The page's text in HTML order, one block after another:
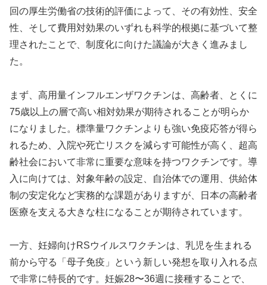
回の厚生労働省の技術的評価によって、その有効性、安全
性、そして費用対効果のいずれも科学的根拠に基づいて整
理されたことで、制度化に向けた議論が大きく進みまし
た。
まず、高用量インフルエンザワクチンは、高齢者、とくに
75歳以上の層で高い相対効果が期待されることが明らか
になりました。標準量ワクチンよりも強い免疫応答が得ら
れるため、入院や死亡リスクを減らす可能性が高く、超高
齢社会において非常に重要な意味を持つワクチンです。導
入に向けては、対象年齢の設定、自治体での運用、供給体
制の安定化など実務的な課題がありますが、日本の高齢者
医療を支える大きな柱になることが期待されています。
一方、妊婦向けRSウイルスワクチンは、乳児を生まれる
前から守る「母子免疫」という新しい発想を取り入れる点
で非常に特長的です。妊娠28〜36週に接種することで、